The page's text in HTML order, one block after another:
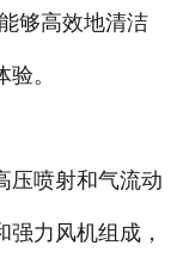
机知识
系我们
够高效地清洁
。
压喷射和气流动
力风机组成，